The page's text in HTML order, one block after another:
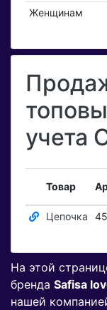
Женщинам
учета
Товар
Цепочка
На этой
бренда Safisa
нашей